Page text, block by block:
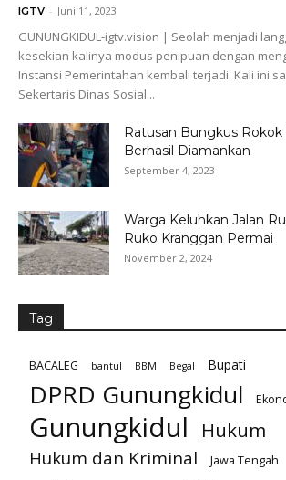
IGTV - Juni 11, 2023
GUNUNGKIDUL-igtv.vision | Seolah menjadi
kesekian kalinya modus penipuan dengan
Instansi Pemerintahan kembali terjadi. Kali ini
Sekertaris Dinas Sosial...
Ratusan Bungkus Rokok
Berhasil Diamankan
September 4, 2023
Warga Keluhkan Jalan
Ruko Kranggan Permai
November 2, 2024
Tag
BACALEG bantul BBM Begal Bupati
DPRD Gunungkidul
Gunungkidul Hukum
Hukum dan Kriminal Jawa Tengah